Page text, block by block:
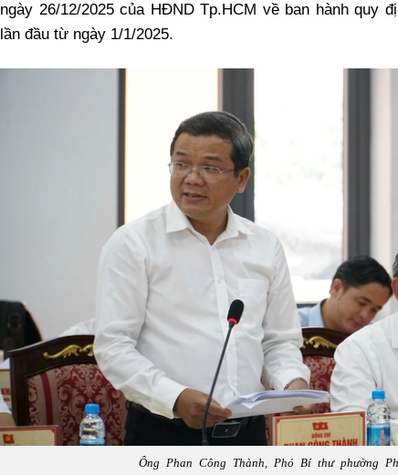
ngày 26/12/2025 của HĐND Tp.HCM về ban hành quy
lần đầu từ ngày 1/1/2025.
Ông Phan Công Thành, Phó Bí thư phường